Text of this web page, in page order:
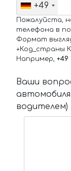
+49
Пожалуйста,
телефона в
Формат
+Код_страны
Например, +49
Ваши
водителем)